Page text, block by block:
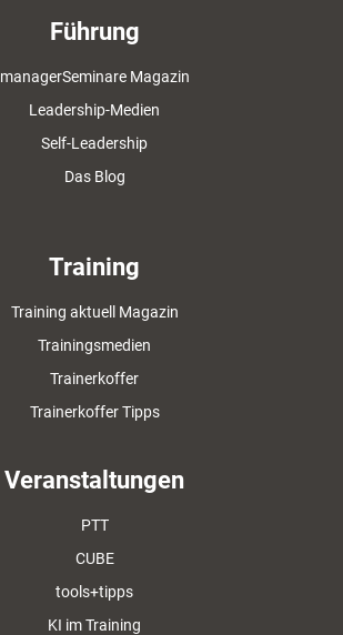
Führung
managerSeminare Magazin
Leadership-Medien
Self-Leadership
Das Blog
Training
Training aktuell Magazin
Trainingsmedien
Trainerkoffer
Trainerkoffer Tipps
Veranstaltungen
PTT
CUBE
tools+tipps
KI im Training